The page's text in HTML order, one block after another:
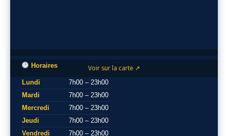
Voir sur la carte ↗
Horaires
Lundi
7h00 – 23h00
Mardi
7h00 – 23h00
Mercredi
7h00 – 23h00
Jeudi
7h00 – 23h00
Vendredi
7h00 – 23h00